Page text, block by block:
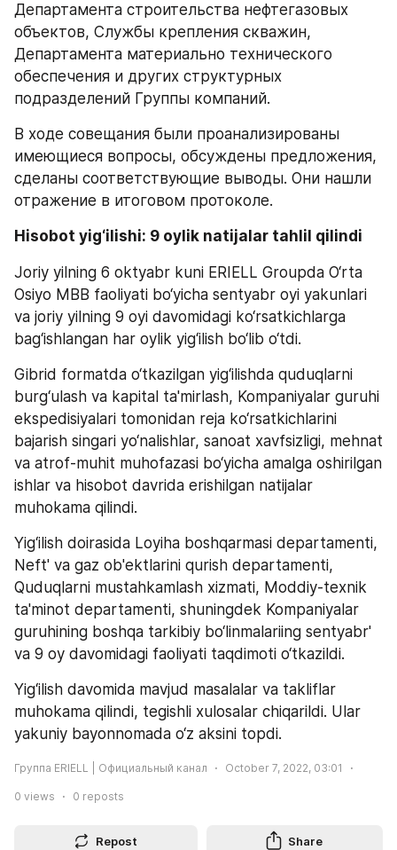
Департамента строительства нефтегазовых
объектов, Службы крепления скважин,
Департамента материально технического
обеспечения и других структурных
подразделений Группы компаний.
В ходе совещания были проанализированы
имеющиеся вопросы, обсуждены предложения,
сделаны соответствующие выводы. Они нашли
отражение в итоговом протоколе.
Hisobot yig‘ilishi: 9 oylik natijalar tahlil qilindi
Joriy yilning 6 oktyabr kuni ERIELL Groupda O‘rta
Osiyo MBB faoliyati bo‘yicha sentyabr oyi yakunlari
va joriy yilning 9 oyi davomidagi ko‘rsatkichlarga
bag‘ishlangan har oylik yig‘ilish bo‘lib o‘tdi.
Gibrid formatda o‘tkazilgan yig‘ilishda quduqlarni
burg‘ulash va kapital ta'mirlash, Kompaniyalar guruhi
ekspedisiyalari tomonidan reja ko‘rsatkichlarini
bajarish singari yo‘nalishlar, sanoat xavfsizligi, mehnat
va atrof-muhit muhofazasi bo‘yicha amalga oshirilgan
ishlar va hisobot davrida erishilgan natijalar
muhokama qilindi.
Yig‘ilish doirasida Loyiha boshqarmasi departamenti,
Neft' va gaz ob'ektlarini qurish departamenti,
Quduqlarni mustahkamlash xizmati, Moddiy-texnik
ta'minot departamenti, shuningdek Kompaniyalar
guruhining boshqa tarkibiy bo‘linmalariing sentyabr'
va 9 oy davomidagi faoliyati taqdimoti o‘tkazildi.
Yig‘ilish davomida mavjud masalalar va takliflar
muhokama qilindi, tegishli xulosalar chiqarildi. Ular
yakuniy bayonnomada o‘z aksini topdi.
Группа ERIELL | Официальный канал October 7, 2022, 03:01
0 views 0 reposts
Repost Share